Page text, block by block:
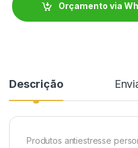
Orçamento via
Descrição
Produtos antiestresse